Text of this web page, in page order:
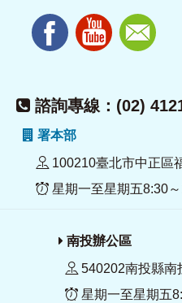
諮詢專線：(02)
署本部
100210臺北市中正區
星期一至星期五8:30
南投辦公區
540202南投縣南
星期一至星期五